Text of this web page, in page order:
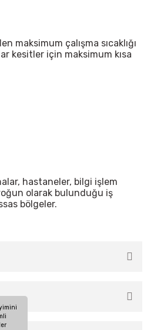
maksimum çalışma sıcaklığı
kesitler için maksimum kısa
hastaneler, bilgi işlem
olarak bulunduğu iş
bölgeler.
yorumu siz yapın!